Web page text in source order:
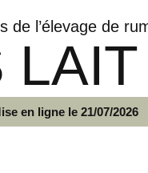
de l’élevage de
en ligne le 21/07/2026